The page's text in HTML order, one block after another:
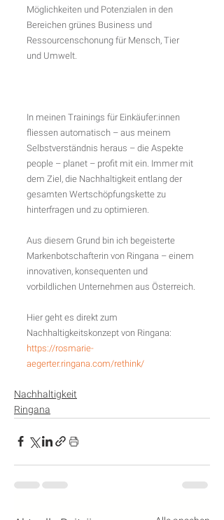
Möglichkeiten und Potenzialen in den
Bereichen grünes Business und
Ressourcenschonung für Mensch, Tier
und Umwelt.
In meinen Trainings für Einkäufer:innen
fliessen automatisch – aus meinem
Selbstverständnis heraus – die Aspekte
people – planet – profit mit ein. Immer mit
dem Ziel, die Nachhaltigkeit entlang der
gesamten Wertschöpfungskette zu
hinterfragen und zu optimieren.
Aus diesem Grund bin ich begeisterte
Markenbotschafterin von Ringana – einem
innovativen, konsequenten und
vorbildlichen Unternehmen aus Österreich.
Hier geht es direkt zum
Nachhaltigkeitskonzept von Ringana:
https://rosmarie-
aegerter.ringana.com/rethink/
Nachhaltigkeit
Ringana